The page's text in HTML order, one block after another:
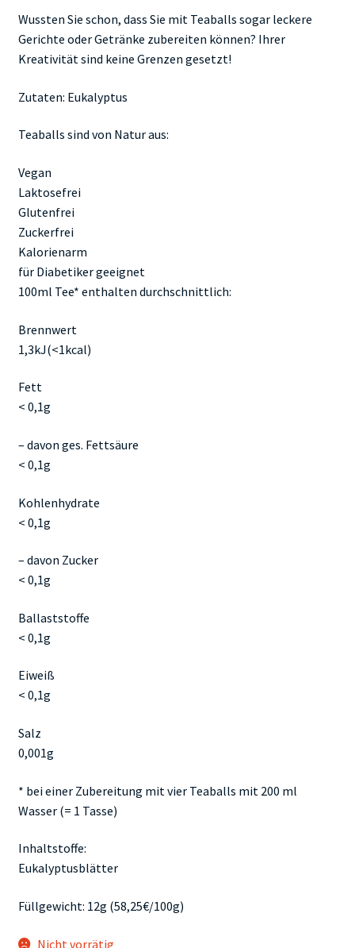
Wussten Sie schon, dass Sie mit Teaballs sogar leckere
Gerichte oder Getränke zubereiten können? Ihrer
Kreativität sind keine Grenzen gesetzt!
Zutaten: Eukalyptus
Teaballs sind von Natur aus:
Vegan
Laktosefrei
Glutenfrei
Zuckerfrei
Kalorienarm
für Diabetiker geeignet
100ml Tee* enthalten durchschnittlich:
Brennwert
1,3kJ(<1kcal)
Fett
< 0,1g
– davon ges. Fettsäure
< 0,1g
Kohlenhydrate
< 0,1g
– davon Zucker
< 0,1g
Ballaststoffe
< 0,1g
Eiweiß
< 0,1g
Salz
0,001g
* bei einer Zubereitung mit vier Teaballs mit 200 ml
Wasser (= 1 Tasse)
Inhaltstoffe:
Eukalyptusblätter
Füllgewicht: 12g (58,25€/100g)
Nicht vorrätig